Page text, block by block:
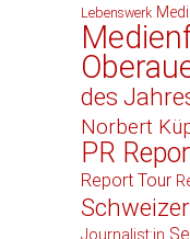
Lebenswerk
des
Norbert
PR
Report Tour
Journalist:in